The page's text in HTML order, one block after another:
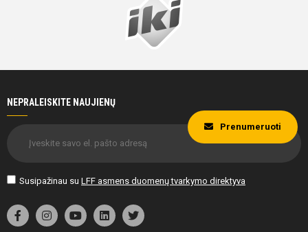
NEPRALEISKITE NAUJIENŲ
Susipažinau su LFF asmens duomenų tvarkymo direktyva
Prenumeruoti